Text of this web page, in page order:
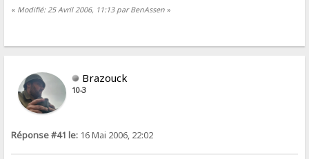
« Modifié: 25 Avril 2006, 11:13 par BenAssen »
Brazouck
10-3
Réponse #41 le: 16 Mai 2006, 22:02